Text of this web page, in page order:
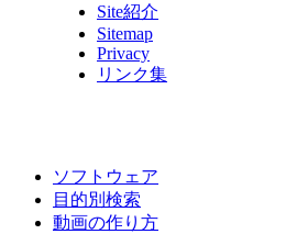
Site紹介
Sitemap
Privacy
リンク集
ソフトウェア
目的別検索
動画の作り方